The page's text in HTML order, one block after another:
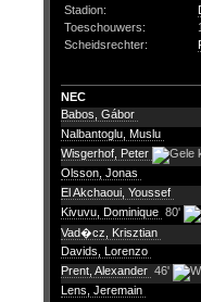
Stadion:
Toeschouwers:
Scheidsrechter:
NEC
Babos, Gábor
Nalbantoglu, Muslu
Wisgerhof, Peter
Olsson, Jonas
El Akchaoui, Youssef
Kivuvu, Dominique 80'
Vad�cz, Krisztian
Davids, Lorenzo
Prent, Alexander 46'
Lens, Jeremain